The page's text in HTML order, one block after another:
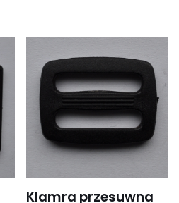
Klamra przesuwna